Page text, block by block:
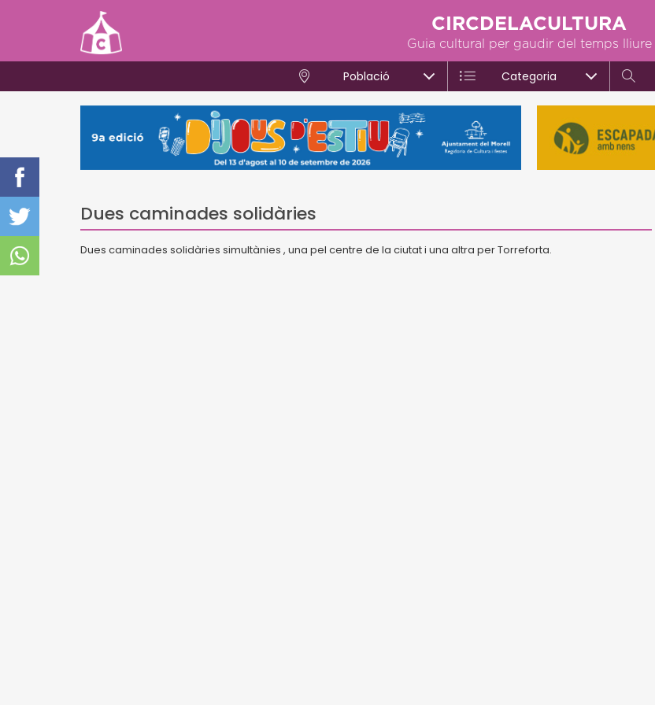
CIRCDELACULTURA
Guia cultural per gaudir del temps lliure
Població Categoria
Dues caminades solidàries
Dues caminades solidàries simultànies , una pel centre de la ciutat i una altra per Torreforta.